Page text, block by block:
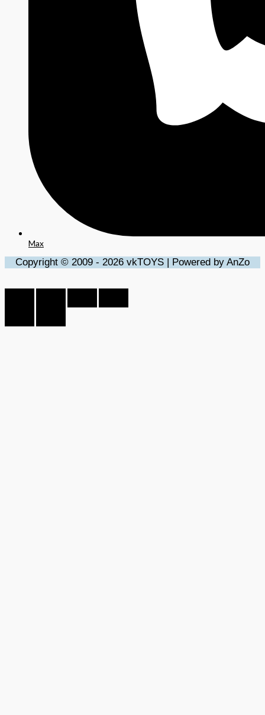
Max
Copyright © 2009 - 2026 vkTOYS | Powered by AnZo